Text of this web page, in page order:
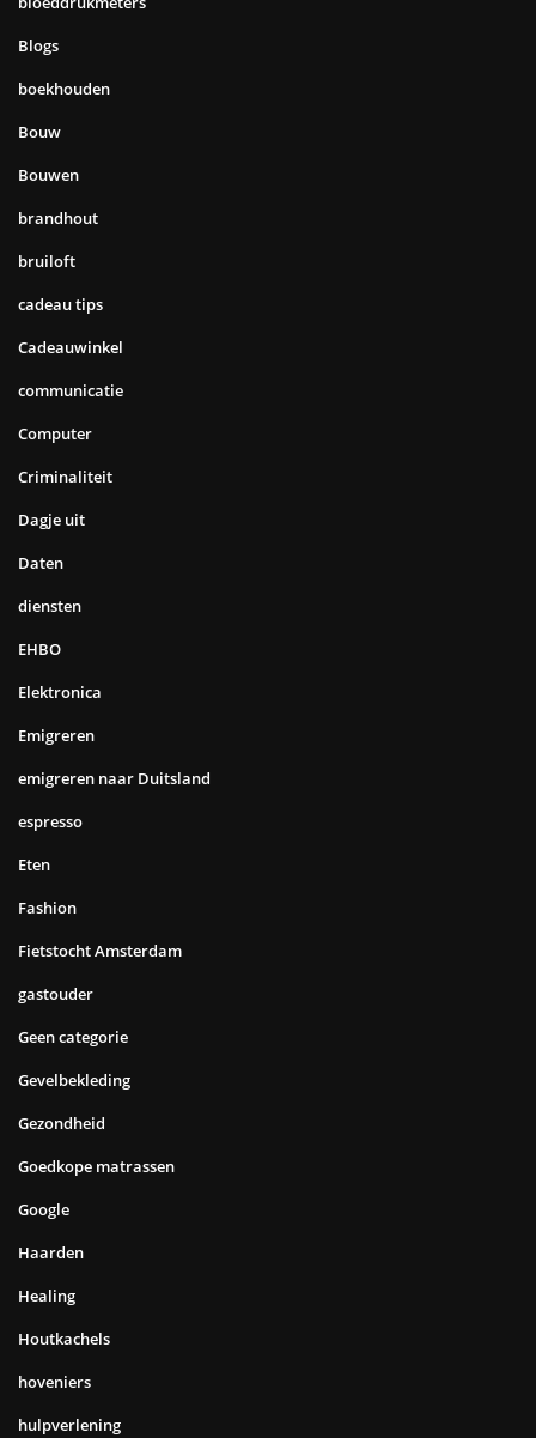
Blogs
boekhouden
Bouw
Bouwen
brandhout
bruiloft
cadeau tips
Cadeauwinkel
communicatie
Computer
Criminaliteit
Dagje uit
Daten
diensten
EHBO
Elektronica
Emigreren
emigreren naar Duitsland
espresso
Eten
Fashion
Fietstocht Amsterdam
gastouder
Geen categorie
Gevelbekleding
Gezondheid
Goedkope matrassen
Google
Haarden
Healing
Houtkachels
hoveniers
hulpverlening